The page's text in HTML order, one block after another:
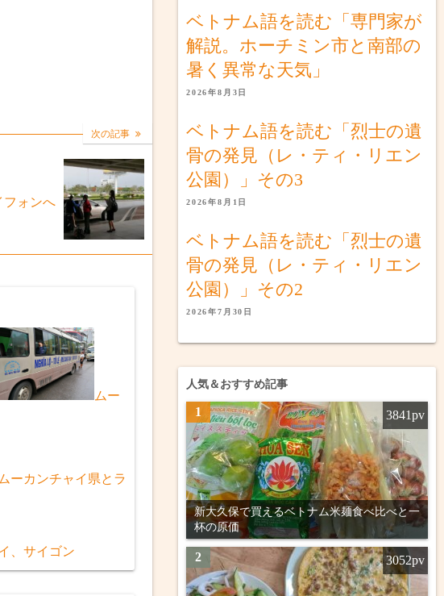
次の記事
フォンへ
ムー
ムーカンチャイ県とラ
、サイゴン
ベトナム語を読む「専門家が
解説。ホーチミン市と南部の
暑く異常な天気」
2026年8月3日
ベトナム語を読む「烈士の遺
骨の発見（レ・ティ・リエン
公園）」その3
2026年8月1日
ベトナム語を読む「烈士の遺
骨の発見（レ・ティ・リエン
公園）」その2
2026年7月30日
人気＆おすすめ記事
1
新大久保で買えるベトナム米麺食べ比べと一
杯の原価
3841pv
2 3052pv